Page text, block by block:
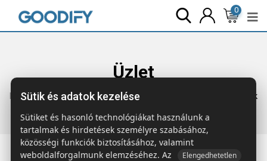
0
Üzlet
Főoldal Termékek Táskák & Utazás HUNDRED Tornazsák
Sütik és adatok kezelése
Sütiket és hasonló technológiákat használunk a
tartalmak és hirdetések személyre szabásához,
közösségi funkciók biztosításához, valamint
weboldalforgalmunk elemzéséhez. Az
Elengedhetetlen